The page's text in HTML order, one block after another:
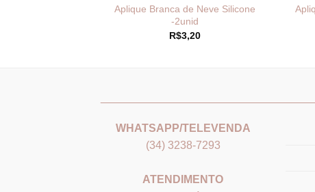
Aplique Branca de Neve Silicone
-2unid
R$3,20
WHATSAPP/TELEVENDA
(34) 3238-7293
ATENDIMENTO